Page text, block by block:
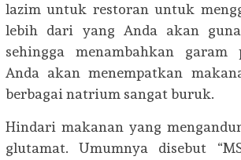
lazim untuk restoran untuk
lebih dari yang Anda akan
sehingga menambahkan garam
Anda akan menempatkan
berbagai natrium sangat buruk.
Hindari makanan yang
glutamat. Umumnya disebut